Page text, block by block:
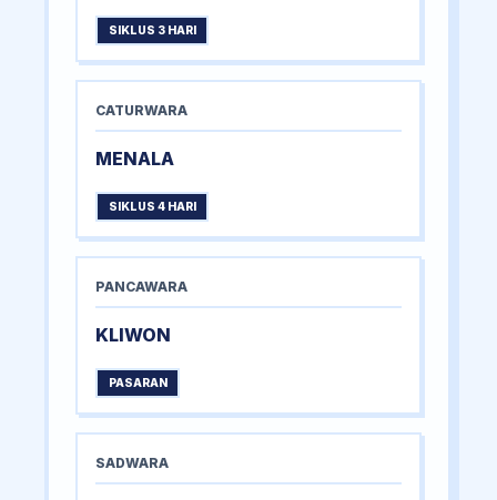
SIKLUS 3 HARI
CATURWARA
MENALA
SIKLUS 4 HARI
PANCAWARA
KLIWON
PASARAN
SADWARA